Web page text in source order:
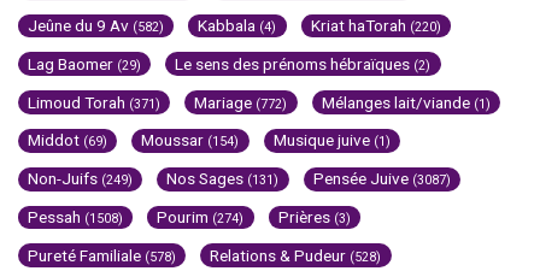
Jeûne du 9 Av (582) Kabbala (4) Kriat haTorah (220)
Lag Baomer (29) Le sens des prénoms hébraïques (2)
Limoud Torah (371) Mariage (772) Mélanges lait/viande (1)
Middot (69) Moussar (154) Musique juive (1)
Non-Juifs (249) Nos Sages (131) Pensée Juive (3087)
Pessah (1508) Pourim (274) Prières (3)
Pureté Familiale (578) Relations & Pudeur (528)